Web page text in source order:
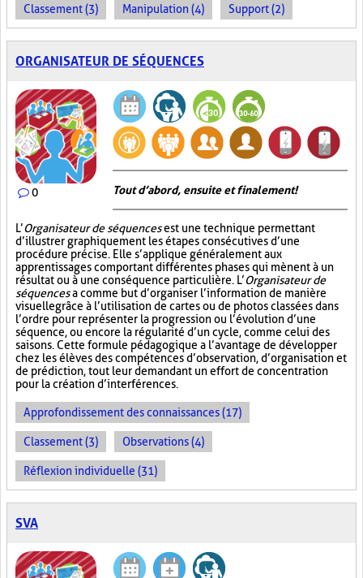
Classement (3) Manipulation (4) Support (2)
ORGANISATEUR DE SÉQUENCES
0 Tout d’abord, ensuite et finalement!
L’Organisateur de séquencesest une technique permettant
d’illustrer graphiquement les étapes consécutives d’une
procédure précise. Elle s’applique généralement aux
apprentissages comportant différentes phases qui mènent à un
résultat ou à une conséquence particulière. L’Organisateur de
séquencesa comme but d’organiser l’information de manière
visuellegrâce à l’utilisation de cartes ou de photos classées dans
l’ordre pour représenter la progression ou l’évolution d’une
séquence, ou encore la régularité d’un cycle, comme celui des
saisons. Cette formule pédagogique a l’avantage de développer
chez les élèves des compétences d’observation, d’organisation et
de prédiction, tout leur demandant un effort de concentration
pour la création d’interférences.
Approfondissement des connaissances (17)
Classement (3) Observations (4)
Réflexion individuelle (31)
SVA